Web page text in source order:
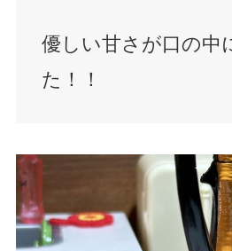
優しい甘さが口の中
た！！